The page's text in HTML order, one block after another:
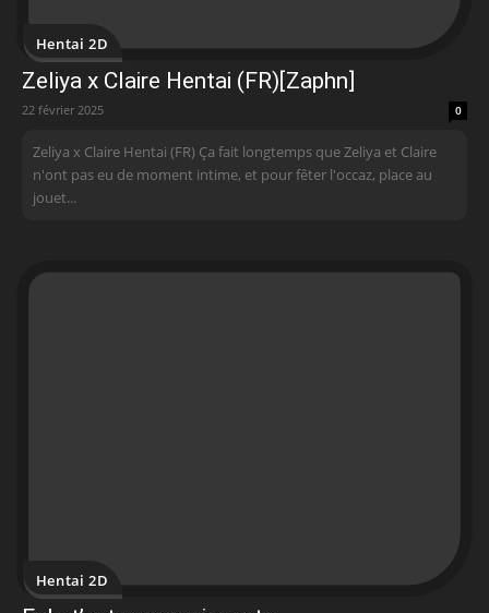
Hentai 2D
Zeliya x Claire Hentai (FR)[Zaphn]
22 février 2025 0
Zeliya x Claire Hentai (FR) Ça fait longtemps que Zeliya et Claire
n'ont pas eu de moment intime, et pour fêter l'occaz, place au
jouet...
Hentai 2D